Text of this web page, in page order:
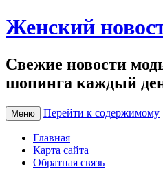
Женский
Свежие новости
шопинга каждый
Меню Перейти к содержимому
Главная
Карта сайта
Обратная связь